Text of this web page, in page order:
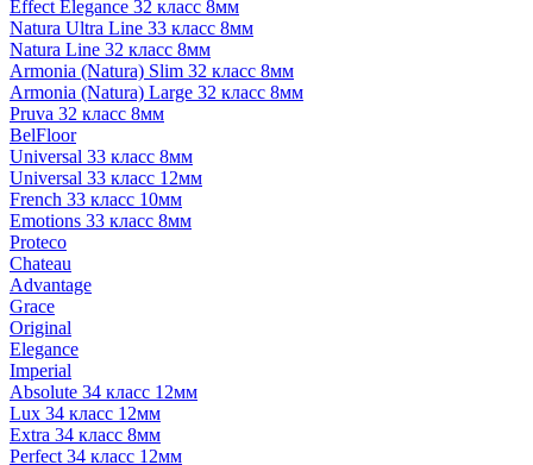
Effect Elegance 32 класс 8мм
Natura Ultra Line 33 класс 8мм
Natura Line 32 класс 8мм
Armonia (Natura) Slim 32 класс 8мм
Armonia (Natura) Large 32 класс 8мм
Pruva 32 класс 8мм
BelFloor
Universal 33 класс 8мм
Universal 33 класс 12мм
French 33 класс 10мм
Emotions 33 класс 8мм
Proteco
Chateau
Advantage
Grace
Original
Elegance
Imperial
Absolute 34 класс 12мм
Lux 34 класс 12мм
Extra 34 класс 8мм
Perfect 34 класс 12мм